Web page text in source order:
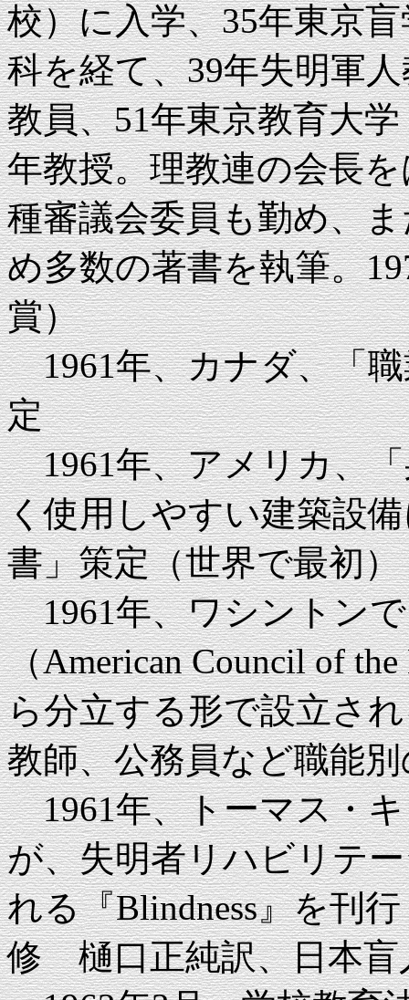
校）に入学、35年東京
科を経て、39年失明軍
教員、51年東京教育大
年教授。理教連の会長
種審議会委員も勤め、
め多数の著書を執筆。
賞）
1961年、カナダ、「職
定
1961年、アメリカ、「
く使用しやすい建築設
書」策定（世界で最初）
1961年、ワシントンで
（American Council of
ら分立する形で設立さ
教師、公務員など職能
1961年、トーマス・キ
が、失明者リハビリテ
れる『Blindness』を刊
修 樋口正純訳、日本盲